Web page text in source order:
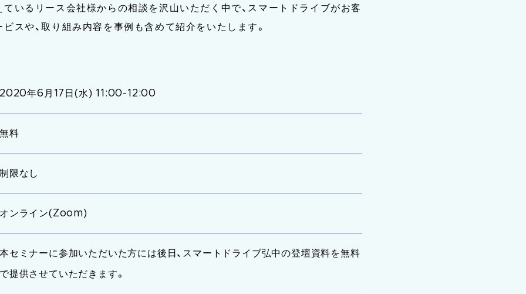
いるリース会社様からの相談を沢山いただく中で、スマートドライブがお客
スや、取り組み内容を事例も含めて紹介をいたします。
2020年6月17日(水) 11:00-12:00
無料
制限なし
オンライン(Zoom)
本セミナーに参加いただいた方には後日、スマートドライブ弘中の登壇資料を無料
で提供させていただきます。